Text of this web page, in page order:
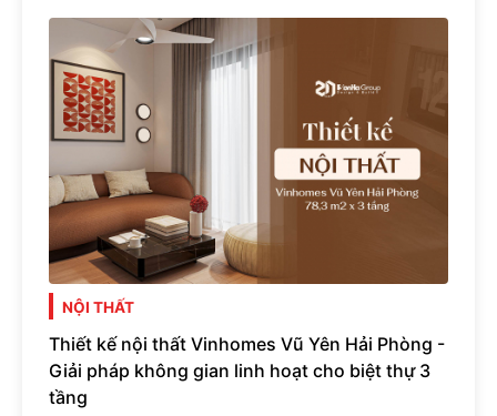
NỘI THẤT
Thiết kế nội thất Vinhomes Vũ Yên Hải Phòng -
Giải pháp không gian linh hoạt cho biệt thự 3
tầng